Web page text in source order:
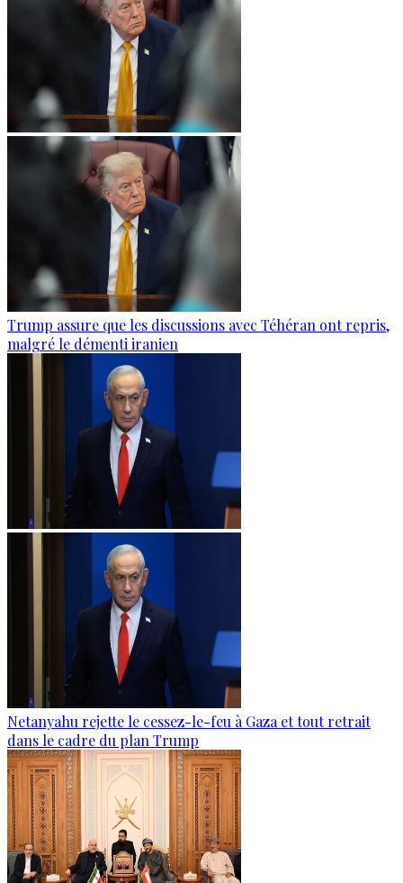
Trump assure que les discussions avec Téhéran ont repris,
malgré le démenti iranien
Netanyahu rejette le cessez-le-feu à Gaza et tout retrait
dans le cadre du plan Trump